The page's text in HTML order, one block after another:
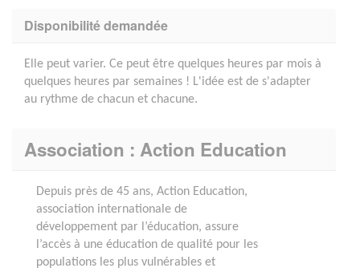
Disponibilité demandée
Elle peut varier. Ce peut être quelques heures par mois à
quelques heures par semaines ! L'idée est de s'adapter
au rythme de chacun et chacune.
Association : Action Education
Depuis près de 45 ans, Action Education,
association internationale de
développement par l’éducation, assure
l’accès à une éducation de qualité pour les
populations les plus vulnérables et